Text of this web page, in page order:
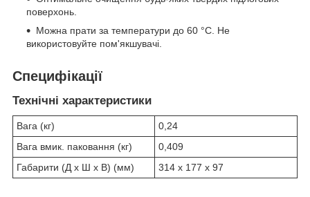
поверхонь.
Можна прати за температури до 60 °C. Не
використовуйте пом'якшувачі.
Специфікації
Технічні характеристики
Вага (кг)
0,24
Вага вмик. паковання (кг)
0,409
Габарити (Д x Ш x В) (мм)
314 x 177 x 97